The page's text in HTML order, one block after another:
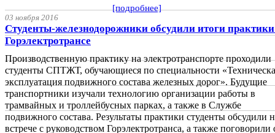
[подробнее]
03 ноября 2016
Студенты-железнодорожники обсудили итоги
Горэлектротрансе
Производственную практику на электротранспорте проходили
студенты СПТЖТ, обучающиеся по специальности
эксплуатация подвижного состава железных дорог». Будущие
транспортники изучали технологию организации работы в
трамвайных и троллейбусных парках, а также в Службе
подвижного состава. Результаты практики студенты обсудили
встрече с руководством Горэлектротранса, а также поговорили